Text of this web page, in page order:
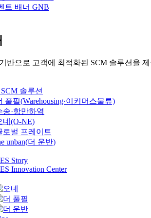
반으로 고객에 최적화된 SCM 솔루션을
솔루션
풀필(Warehousing·이커머스물류)
송·항만하역
네(O-NE)
로벌 프레이트
unban(더 운반)
Story
Innovation Center